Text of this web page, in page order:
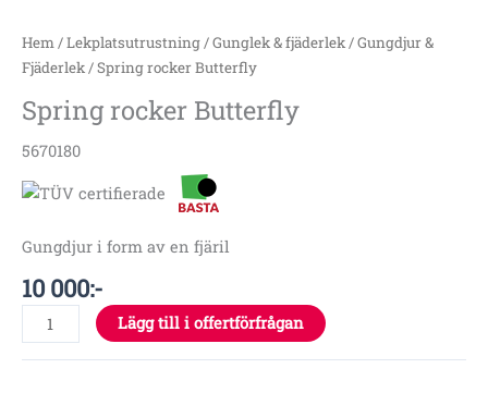
Hem/Lekplatsutrustning/Gunglek & fjäderlek/Gungdjur &
Fjäderlek/ Spring rocker Butterfly
Spring rocker Butterfly
5670180
Gungdjur i form av en fjäril
10 000:-
Lägg till i offertförfrågan